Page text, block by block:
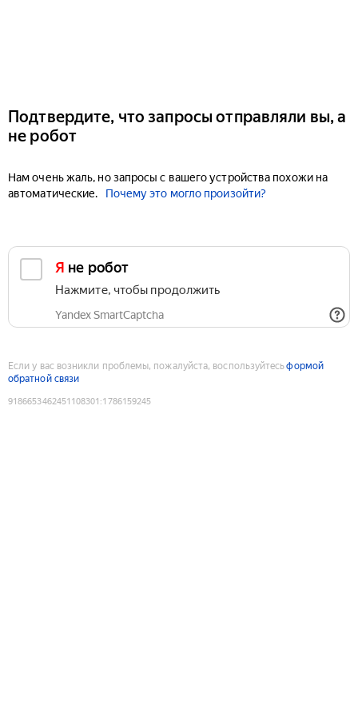
Подтвердите, что запросы отправляли вы, а
не робот
Нам очень жаль, но запросы с вашего устройства похожи на
автоматические.
Почему это могло произойти?
Я не робот
Нажмите, чтобы продолжить
Yandex SmartCaptcha
Если у вас возникли проблемы, пожалуйста, воспользуйтесьформой
обратной связи
9186653462451108301 :1786159245